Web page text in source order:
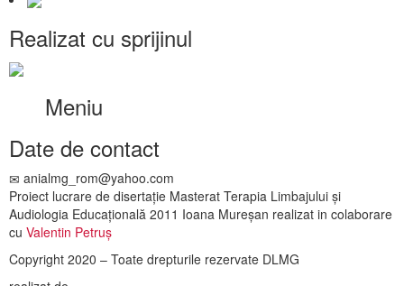
Realizat cu sprijinul
Meniu
Date de contact
anialmg_rom@yahoo.com
Proiect lucrare de disertație Masterat Terapia Limbajului și
Audiologia Educațională 2011 Ioana Mureșan realizat in colaborare
cu Valentin Petruș
Copyright 2020 – Toate drepturile rezervate DLMG